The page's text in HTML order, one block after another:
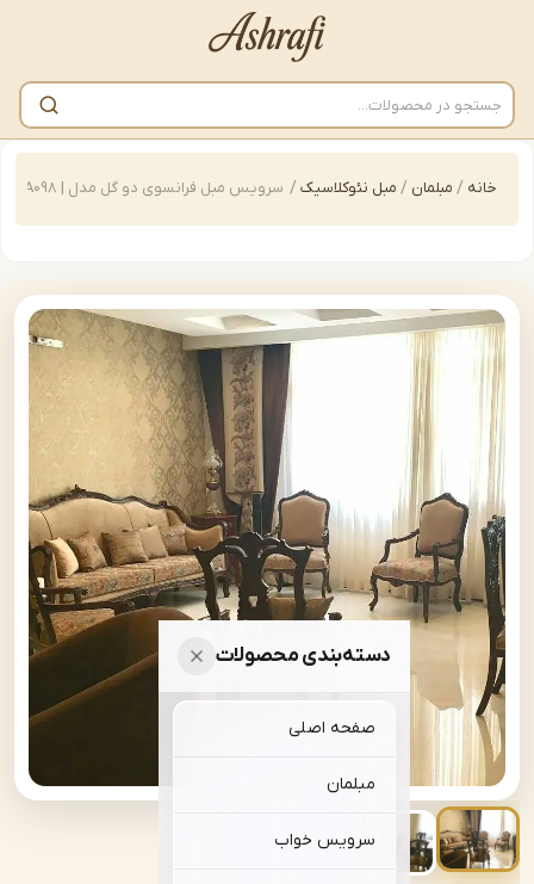
دسته‌بندی محصولات
صفحه اصلی
مبلمان
سرویس خواب
مبلمان/مبل نئوکلاسیک/ سرویس مبل فرانسوی دو گل مدل | sofa-A098